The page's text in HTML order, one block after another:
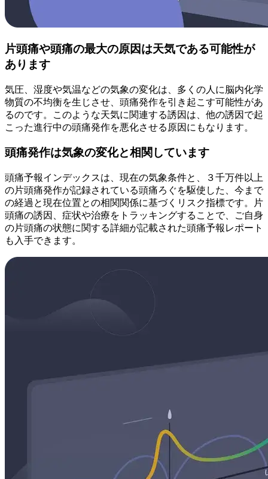
片頭痛や頭痛の最大の原因は天気である可能性が
あります
気圧、湿度や気温などの気象の変化は、多くの人に脳内化学
物質の不均衡を生じさせ、頭痛発作を引き起こす可能性があ
るのです。このような天気に関連する誘因は、他の誘因で起
こった進行中の頭痛発作を悪化させる原因にもなります。
頭痛発作は気象の変化と相関しています
頭痛予報インデックスは、現在の気象条件と、３千万件以上
の片頭痛発作が記録されている頭痛ろぐを駆使した、今まで
の経過と現在位置との相関関係に基づくリスク指標です。片
頭痛の誘因、症状や治療をトラッキングすることで、ご自身
の片頭痛の状態に関する詳細が記載された頭痛予報レポート
も入手できます。